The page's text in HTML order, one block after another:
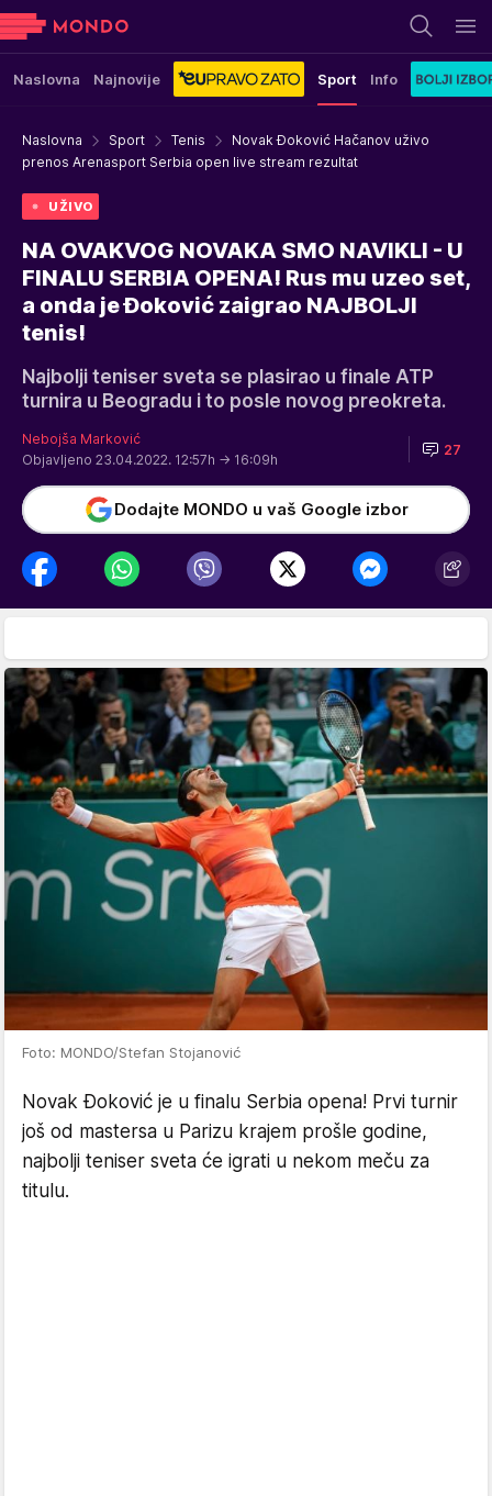
Naslovna Najnovije Sport Info
Naslovna Sport Tenis
Novak Đoković Hačanov uživo
prenos Arenasport Serbia open live stream rezultat
UŽIVO
NA OVAKVOG NOVAKA SMO NAVIKLI - U
FINALU SERBIA OPENA! Rus mu uzeo set,
a onda je Đoković zaigrao NAJBOLJI
tenis!
Najbolji teniser sveta se plasirao u finale ATP
turnira u Beogradu i to posle novog preokreta.
Nebojša Marković
Objavljeno 23.04.2022. 12:57h → 16:09h
27
Dodajte MONDO u vaš Google izbor
Foto: MONDO/Stefan Stojanović
Novak Đoković je u finalu Serbia opena! Prvi turnir
još od mastersa u Parizu krajem prošle godine,
najbolji teniser sveta će igrati u nekom meču za
titulu.